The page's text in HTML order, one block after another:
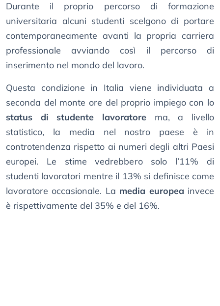
Durante il proprio percorso di formazione
universitaria alcuni studenti scelgono di portare
contemporaneamente avanti la propria carriera
professionale avviando così il percorso di
inserimento nel mondo del lavoro.
Questa condizione in Italia viene individuata a
seconda del monte ore del proprio impiego con lo
status di studente lavoratore ma, a livello
statistico, la media nel nostro paese è in
controtendenza rispetto ai numeri degli altri Paesi
europei. Le stime vedrebbero solo l’11% di
studenti lavoratori mentre il 13% si definisce come
lavoratore occasionale. La media europea invece
è rispettivamente del 35% e del 16%.